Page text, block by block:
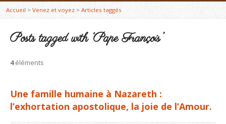
Accueil> Venez et voyez > Articles taggés
Posts tagged with ‘Pape François’
4éléments
Une famille humaine à Nazareth :
l’exhortation apostolique, la joie de l’Amour.